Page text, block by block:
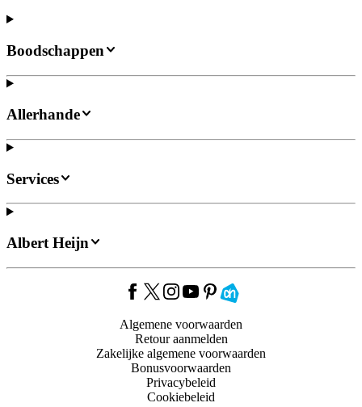
Boodschappen
Allerhande
Services
Albert Heijn
Algemene voorwaarden
Retour aanmelden
Zakelijke algemene voorwaarden
Bonusvoorwaarden
Privacybeleid
Cookiebeleid